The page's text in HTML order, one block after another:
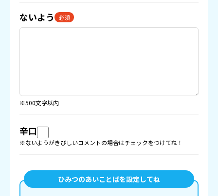
ないよう 必須
※500文字以内
辛口
※ないようがきびしいコメントの場合はチェックをつけてね！
ひみつのあいことばを設定してね